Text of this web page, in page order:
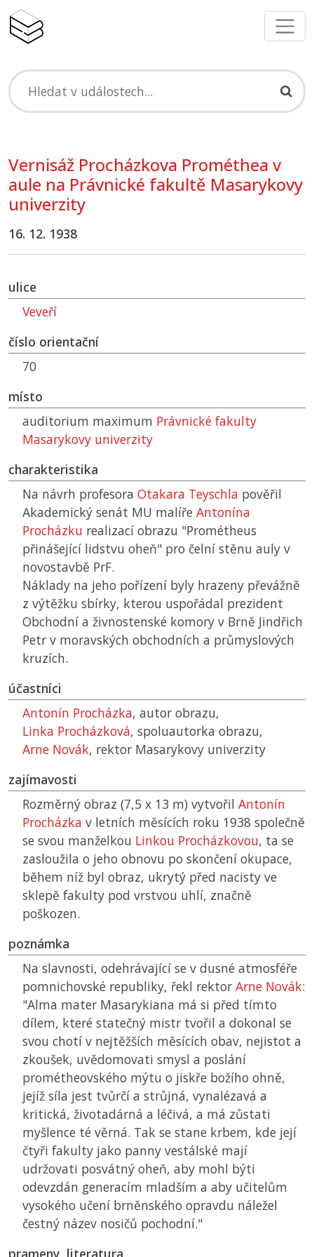
Vernisáž Procházkova Prométhea v
aule na Právnické fakultě Masarykovy
univerzity
16. 12. 1938
ulice
Veveří
číslo orientační
70
místo
auditorium maximum Právnické fakulty
Masarykovy univerzity
charakteristika
Na návrh profesora Otakara Teyschla pověřil
Akademický senát MU malíře Antonína
Procházku realizací obrazu "Prométheus
přinášející lidstvu oheň" pro čelní stěnu auly v
novostavbě PrF.
Náklady na jeho pořízení byly hrazeny převážně
z výtěžku sbírky, kterou uspořádal prezident
Obchodní a živnostenské komory v Brně Jindřich
Petr v moravských obchodních a průmyslových
kruzích.
účastníci
Antonín Procházka, autor obrazu,
Linka Procházková, spoluautorka obrazu,
Arne Novák, rektor Masarykovy univerzity
zajímavosti
Rozměrný obraz (7,5 x 13 m) vytvořil Antonín
Procházka v letních měsících roku 1938 společně
se svou manželkou Linkou Procházkovou, ta se
zasloužila o jeho obnovu po skončení okupace,
během níž byl obraz, ukrytý před nacisty ve
sklepě fakulty pod vrstvou uhlí, značně
poškozen.
poznámka
Na slavnosti, odehrávající se v dusné atmosféře
pomnichovské republiky, řekl rektor Arne Novák:
"Alma mater Masarykiana má si před tímto
dílem, které statečný mistr tvořil a dokonal se
svou chotí v nejtěžších měsících obav, nejistot a
zkoušek, uvědomovati smysl a poslání
prométheovského mýtu o jiskře božího ohně,
jejíž síla jest tvůrčí a strůjná, vynalézavá a
kritická, životadárná a léčivá, a má zůstati
myšlence té věrná. Tak se stane krbem, kde její
čtyři fakulty jako panny vestálské mají
udržovati posvátný oheň, aby mohl býti
odevzdán generacím mladším a aby učitelům
vysokého učení brněnského opravdu náležel
čestný název nosičů pochodní."